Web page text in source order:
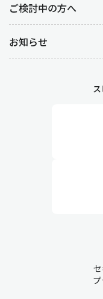
ご検討中の方へ
お知らせ